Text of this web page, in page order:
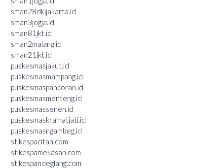
sman28dkijakarta.id
sman3jogja.id
sman81jkt.id
sman2malang.id
sman21jkt.id
puskesmasjakut.id
puskesmasmampang.id
puskesmaspancoran.id
puskesmasmenteng.id
puskesmassenen.id
puskesmaskramatjati.id
puskesmasngambeg.id
stikespacitan.com
stikespamekasan.com
stikespandeglang.com